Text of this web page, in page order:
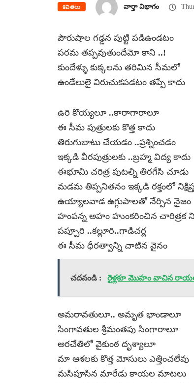
కవితలు వార్తా విభాగం
పౌరుషాల గడ్డన పుట్టి పడిఉండటం
పరమ తప్పవుతుందేమో కాని ..!
కుందేళ్ళు కుక్కలను తరిమిన సీమలో
ఉండేలులై విరుచుకపడటం తప్పే కాదు
ఉరి కొయ్యలూ ..కారాగారాలూ
ఈ సీమ పుత్రులకు కొత్త కాదు
తిరుగుబాటు చేయడం ..ప్రశ్నించడం
ఇక్కడి వీరపుత్రులకు ..బ్రహ్మ విద్య కాదు
ఈభూమి చరిత్ర పుటల్ని తిరగేసి చూడు
మడమ తిప్పనితనం ఇక్కడి రక్తంలో
ఉయ్యాలవాడ ఉగ్గుపాలతో నేర్పిన నైజం
హంపన్న అహం హుంకరించిన చారిత్రక
పప్పూరి ..కల్లూరి..గాడిచర్ల
ఈ సీమ ధీరత్వాన్ని చాటిన వైనం
చదవండి : రైళ్లకూ మొహం వాచిన
అమరావతులూ.. అమృత భాండాలూ
సింగావతుల శ్రీమంతపు సింగారాలూ
అరచేతిలో వైకుంఠ దృశ్యాలూ
మా ఆశలకు కొత్త మోసులు ఎత్తించలేవు
మసిపూసిన మారేడు కాయల మాటలు